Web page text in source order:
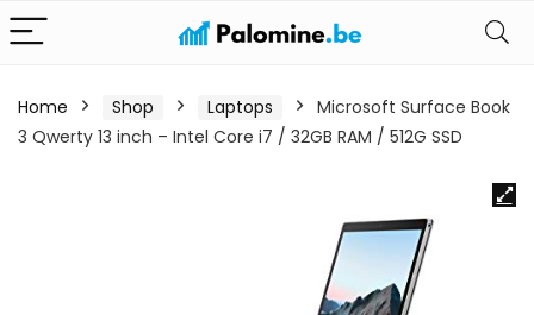
Home Shop Laptops
Microsoft Surface Book
3 Qwerty 13 inch – Intel Core i7 / 32GB RAM / 512G SSD